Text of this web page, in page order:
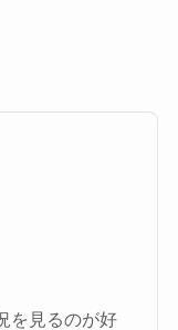
を見るのが好